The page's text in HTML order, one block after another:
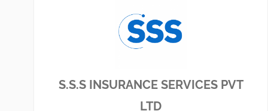
S.S.S INSURANCE SERVICES PVT
LTD